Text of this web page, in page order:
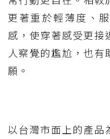
更著重於輕薄度、
感，使穿著感受更接
人察覺的尷尬，也有
願。
以台灣市面上的產品